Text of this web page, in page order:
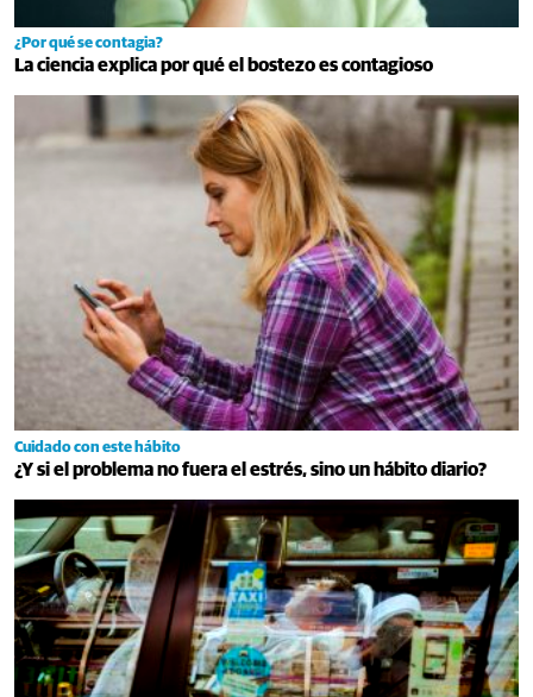
¿Por qué se contagia?
La ciencia explica por qué el bostezo es contagioso
Cuidado con este hábito
¿Y si el problema no fuera el estrés, sino un hábito diario?